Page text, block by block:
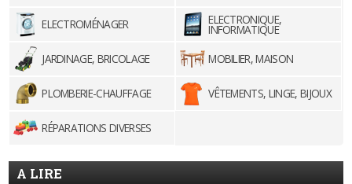
ELECTROMÉNAGER ELECTRONIQUE,
INFORMATIQUE
JARDINAGE, BRICOLAGE
MOBILIER, MAISON
PLOMBERIE-CHAUFFAGE VÊTEMENTS, LINGE, BIJOUX
RÉPARATIONS DIVERSES
A LIRE